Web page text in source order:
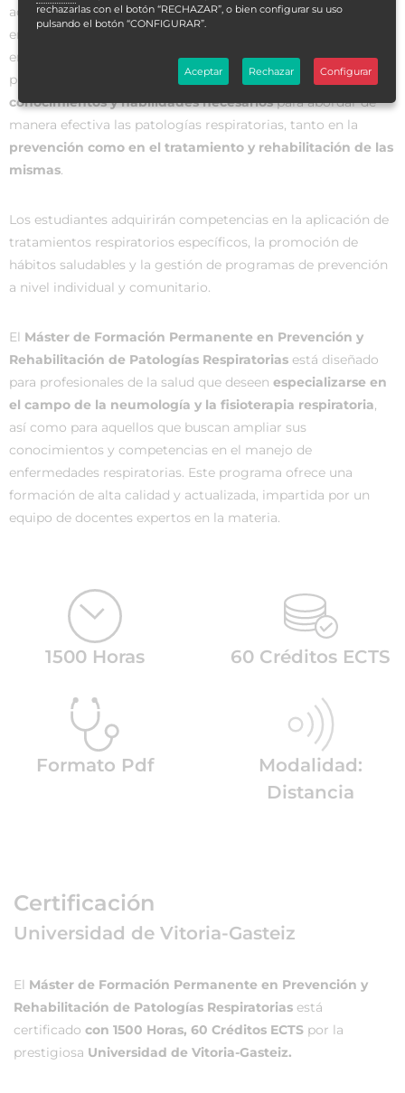
académico especializado que ofrece una formación avanzada
en el campo de la prevención y rehabilitación de
enfermedades respiratorias. Este máster tiene como objetivo
principal brindar a los profesionales de la salud los
conocimientos y habilidades necesariospara abordar de
manera efectiva las patologías respiratorias, tanto en la
prevención como en el tratamiento y rehabilitación de las
mismas.
Los estudiantes adquirirán competencias en la aplicación de
tratamientos respiratorios específicos, la promoción de
hábitos saludables y la gestión de programas de prevención
a nivel individual y comunitario.
El Máster de Formación Permanente en Prevención y
Rehabilitación de Patologías Respiratorias está diseñado
para profesionales de la salud que deseen especializarse en
el campo de la neumología y la fisioterapia respiratoria,
así como para aquellos que buscan ampliar sus
conocimientos y competencias en el manejo de
enfermedades respiratorias. Este programa ofrece una
formación de alta calidad y actualizada, impartida por un
equipo de docentes expertos en la materia.
1500 Horas 60 Créditos ECTS
Formato Pdf
Modalidad:
Distancia
Certificación
Universidad de Vitoria-Gasteiz
El Máster de Formación Permanente en Prevención y
Rehabilitación de Patologías Respiratorias está
certificado con 1500 Horas, 60 Créditos ECTS por la
prestigiosa Universidad de Vitoria-Gasteiz.
rechazarlas con el botón “RECHAZAR”, o bien configurar su uso
pulsando el botón “CONFIGURAR”.
Aceptar Rechazar Configurar